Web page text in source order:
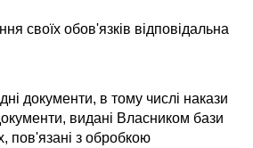
своїх обов'язків відповідальна
документи, в тому числі накази
видані Власником бази
пов'язані з обробкою